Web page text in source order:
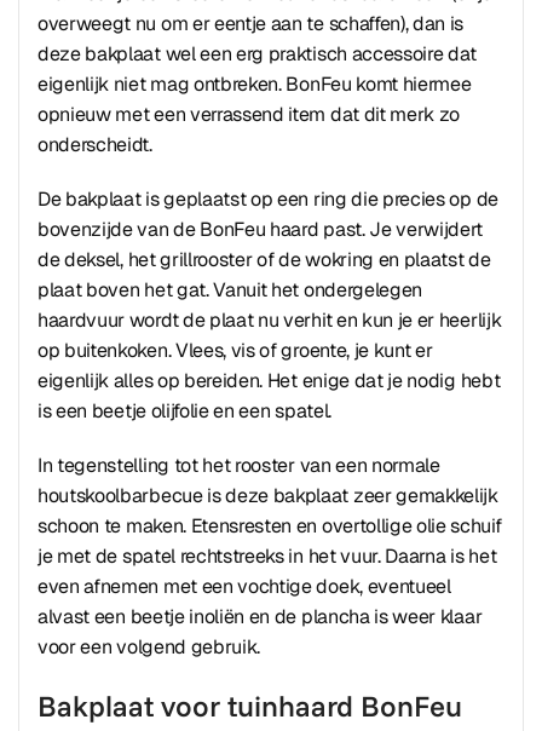
overweegt nu om er eentje aan te schaffen), dan is
deze bakplaat wel een erg praktisch accessoire dat
eigenlijk niet mag ontbreken. BonFeu komt hiermee
opnieuw met een verrassend item dat dit merk zo
onderscheidt.
De bakplaat is geplaatst op een ring die precies op de
bovenzijde van de BonFeu haard past. Je verwijdert
de deksel, het grillrooster of de wokring en plaatst de
plaat boven het gat. Vanuit het ondergelegen
haardvuur wordt de plaat nu verhit en kun je er heerlijk
op buitenkoken. Vlees, vis of groente, je kunt er
eigenlijk alles op bereiden. Het enige dat je nodig hebt
is een beetje olijfolie en een spatel.
In tegenstelling tot het rooster van een normale
houtskoolbarbecue is deze bakplaat zeer gemakkelijk
schoon te maken. Etensresten en overtollige olie schuif
je met de spatel rechtstreeks in het vuur. Daarna is het
even afnemen met een vochtige doek, eventueel
alvast een beetje inoliën en de plancha is weer klaar
voor een volgend gebruik.
Bakplaat voor tuinhaard BonFeu